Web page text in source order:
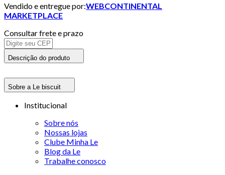
Vendido e entregue por:WEBCONTINENTAL
MARKETPLACE
Consultar frete e prazo
Descrição do produto
Sobre a Le biscuit
Institucional
Sobre nós
Nossas lojas
Clube Minha Le
Blog da Le
Trabalhe conosco